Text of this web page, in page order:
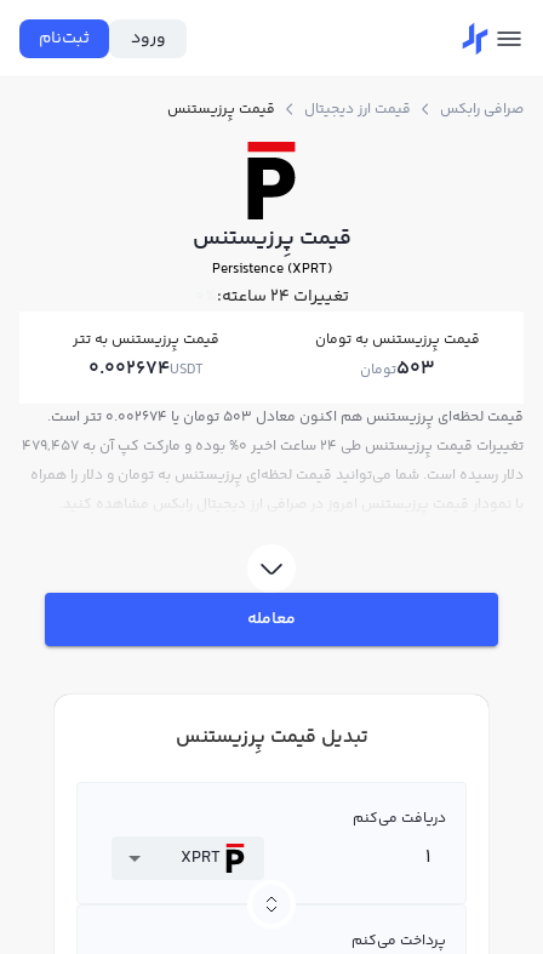
ورود ثبت‌نام
صرافی رابکس قیمت ارز دیجیتال قیمت پِرزیستنس
قیمت پِرزیستنس
Persistence (XPRT)
تغییرات ۲۴ ساعته: 0%
قیمت پِرزیستنس به تومان
503تومان
قیمت پِرزیستنس به تتر
0.002674USDT
قیمت لحظه‌ای پِرزیستنس هم اکنون معادل 503 تومان یا 0.002674 تتر است.
تغییرات قیمت پِرزیستنس طی 24 ساعت اخیر 0% بوده و مارکت کپ آن به 479,457
دلار رسیده است. شما می‌توانید قیمت لحظه‌ای پِرزیستنس به تومان و دلار را همراه
با نمودار قیمت پِرزیستنس امروز در صرافی ارز دیجیتال رابکس مشاهده کنید.
معامله
تبدیل قیمت پِرزیستنس
دریافت می‌کنم
XPRT
پرداخت می‌کنم